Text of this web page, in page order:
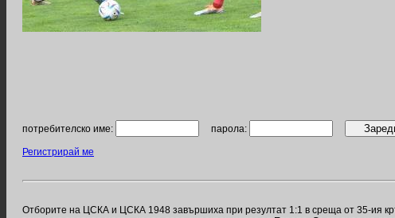
потребителско име: парола:
Регистрирай ме
Отборите на ЦСКА и ЦСКА 1948 завършиха при резултат 1:1 в среща от 35-ия